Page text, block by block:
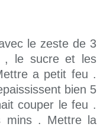
le zeste de 3
, le sucre et les
a petit feu .
bien 5
couper le feu .
mins . Mettre la